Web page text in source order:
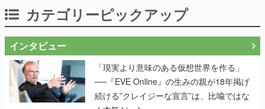
カテゴリーピックアップ
インタビュー
「現実より意味のある仮想世界を作る」
──『EVE Online』の生みの親が18年掲げ
続ける”クレイジーな宣言”は、比喩ではな